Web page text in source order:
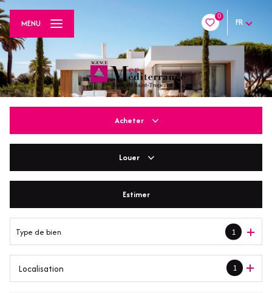
0
FR
MENU
Acheter
De l'immo pro
Louer
Estimer
Type de bien 1
1
Localisation